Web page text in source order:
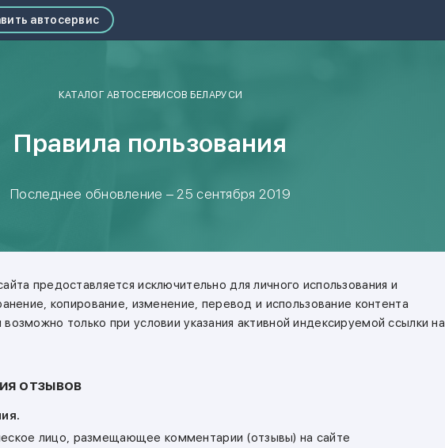
автосервис
КАТАЛОГ АВТОСЕРВИСОВ БЕЛАРУСИ
Правила пользования
Последнее обновление – 25 сентября 2019
предоставляется исключительно для личного использования и
копирование, изменение, перевод и использование контента
только при условии указания активной индексируемой ссылки на
отзывов
лицо, размещающее комментарии (отзывы) на сайте